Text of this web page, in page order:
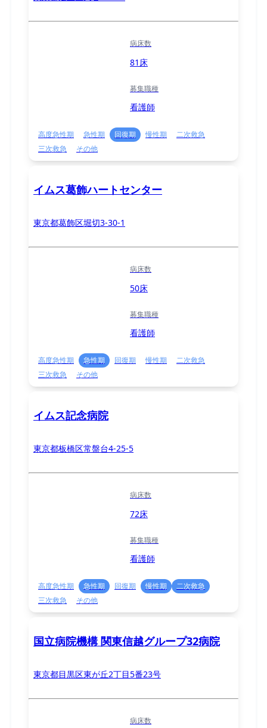
病床数
81床
募集職種
看護師
高度急性期 急性期 回復期 慢性期
二次救急
三次救急
その他
イムス葛飾ハートセンター
東京都葛飾区堀切3-30-1
病床数
50床
募集職種
看護師
高度急性期 急性期 回復期 慢性期
二次救急
三次救急
その他
イムス記念病院
東京都板橋区常盤台4-25-5
病床数
72床
募集職種
看護師
高度急性期 急性期 回復期 慢性期
二次救急
三次救急
その他
国立病院機構 関東信越グループ32病院
東京都目黒区東が丘2丁目5番23号
病床数